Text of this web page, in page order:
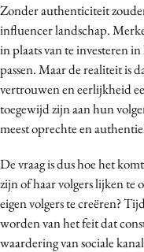
Zonder authenticiteit
influencer landschap.
in plaats van te investeren
passen. Maar de realiteit is
vertrouwen en eerlijkheid
toegewijd zijn aan hun
meest oprechte en
De vraag is dus hoe het
zijn of haar volgers lijken te
eigen volgers te creëren?
worden van het feit dat
waardering van sociale